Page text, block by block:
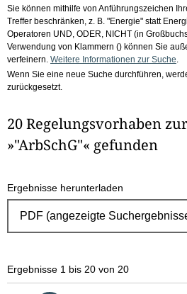
Sie können mithilfe von Anführungszeichen
Treffer beschränken, z. B. "Energie" statt
Operatoren UND, ODER, NICHT (in
Verwendung von Klammern () können Sie
verfeinern. Weitere Informationen zur Suche
Wenn Sie eine neue Suche durchführen,
zurückgesetzt.
20 Regelungsvorhaben
»"ArbSchG"« gefunden
Ergebnisse herunterladen
Ergebnisse 1 bis 20 von 20